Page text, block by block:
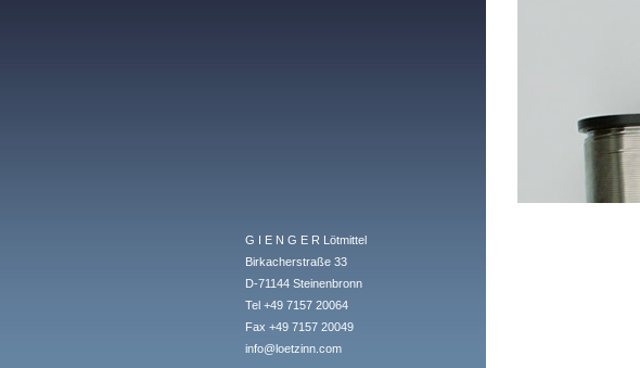
G I E N G E R Lötmittel
Birkacherstraße 33
D-71144 Steinenbronn
Tel +49 7157 20064
Fax +49 7157 20049
info@loetzinn.com